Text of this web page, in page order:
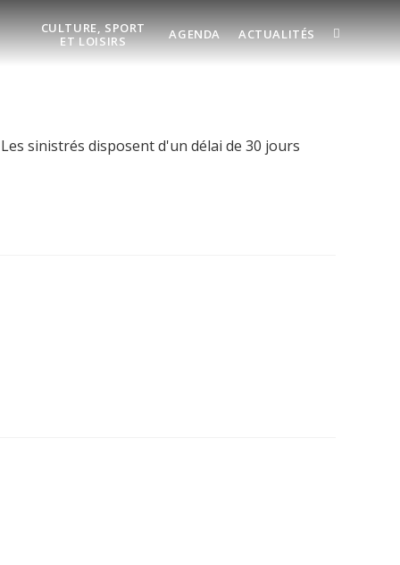
CULTURE, SPORT
ET LOISIRS
AGENDA ACTUALITÉS
sinistrés disposent d'un délai de 30 jours